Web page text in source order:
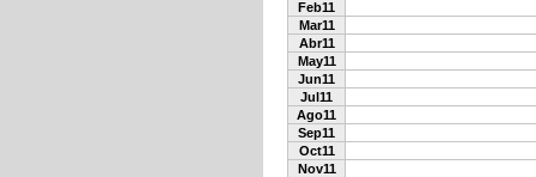
Feb11
Mar11
Abr11
May11
Jun11
Jul11
Ago11
Sep11
Oct11
Nov11